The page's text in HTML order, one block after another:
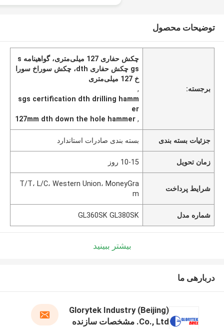
توضیحات محصول
برجسته:
چکش حفاری 127 میلی‌متری، گواهینامه s
gs چکش حفاری dth، چکش سوراخ سورا
خ 127 میلی‌متری
,
sgs certification dth drilling hamm
er
,
127mm dth down the hole hammer
جزئیات بسته بندی بسته بندی صادرات استاندارد
زمان تحویل 10-15 روز
شرایط پرداخت
T/T، L/C، Western Union، MoneyGra
m
شماره مدل GL360SK GL380SK
بیشتر ببینید
دربارهی ما
Glorytek Industry (Beijing)
Co., Ltd. مشخصات سازنده